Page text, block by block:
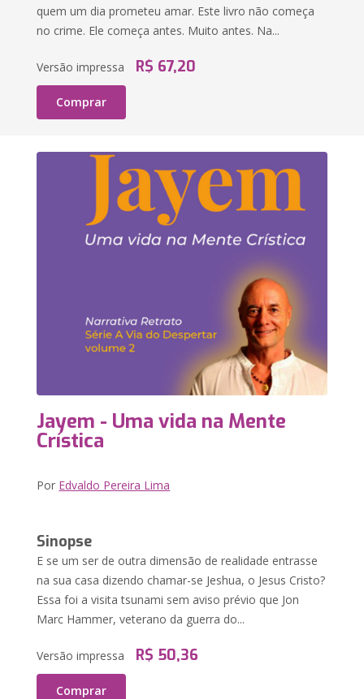
quem um dia prometeu amar. Este livro não começa
no crime. Ele começa antes. Muito antes. Na...
Versão impressa R$ 67,20
Comprar
Jayem - Uma vida na Mente
Crística
Por Edvaldo Pereira Lima
Sinopse
E se um ser de outra dimensão de realidade entrasse
na sua casa dizendo chamar-se Jeshua, o Jesus Cristo?
Essa foi a visita tsunami sem aviso prévio que Jon
Marc Hammer, veterano da guerra do...
Versão impressa R$ 50,36
Comprar